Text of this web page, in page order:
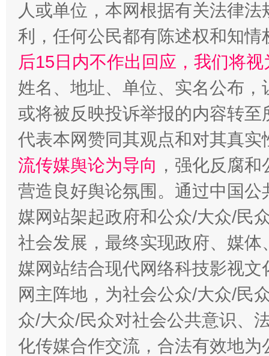
完善运行机制助力责任有效落实 一纸欠
东山县通报“牛蛙产品抗生素超标问题”
千年窑火 生生不息
人或单位，本网根据有关法律
利，任何公民都有陈述权和知情
后15日内不作出回应，我们将
姓名、地址、单位、实名公布
或将被反映投诉举报的内容转
代表本网赞同其观点和对其真实
流传媒舆论为导向 ，强化反腐
营造良好舆论氛围。通过中国
媒网站架起政府和公众/大众/民
社会发展，最终实现政府、媒
媒网站结合现代网络科技影视
网主阵地，为社会公众/大众/民
众/大众/民众对社会公共意识、
化传媒合作交流，合法有效地